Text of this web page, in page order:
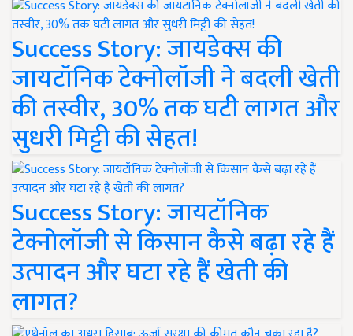
Success Story: जायडेक्स की
जायटॉनिक टेक्नोलॉजी ने बदली खेती
की तस्वीर, 30% तक घटी लागत और
सुधरी मिट्टी की सेहत!
Success Story: जायटॉनिक
टेक्नोलॉजी से किसान कैसे बढ़ा रहे हैं
उत्पादन और घटा रहे हैं खेती की
लागत?